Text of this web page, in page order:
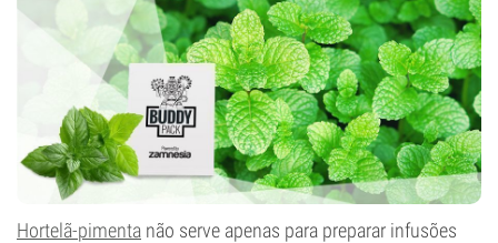
Hortelã-pimenta não serve apenas para preparar infusões